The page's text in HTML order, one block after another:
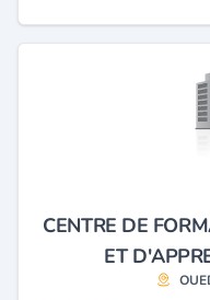
CENTRE DE
ET